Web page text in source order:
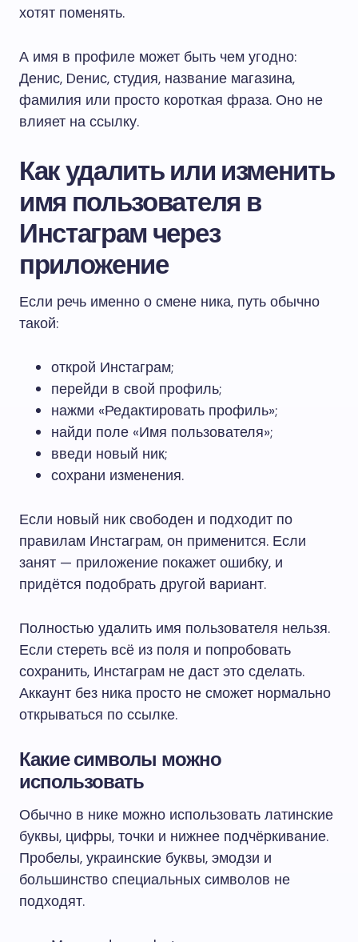
хотят поменять.
А имя в профиле может быть чем угодно:
Денис, Dенис, студия, название магазина,
фамилия или просто короткая фраза. Оно не
влияет на ссылку.
Как удалить или изменить
имя пользователя в
Инстаграм через
приложение
Если речь именно о смене ника, путь обычно
такой:
открой Инстаграм;
перейди в свой профиль;
нажми «Редактировать профиль»;
найди поле «Имя пользователя»;
введи новый ник;
сохрани изменения.
Если новый ник свободен и подходит по
правилам Инстаграм, он применится. Если
занят — приложение покажет ошибку, и
придётся подобрать другой вариант.
Полностью удалить имя пользователя нельзя.
Если стереть всё из поля и попробовать
сохранить, Инстаграм не даст это сделать.
Аккаунт без ника просто не сможет нормально
открываться по ссылке.
Какие символы можно
использовать
Обычно в нике можно использовать латинские
буквы, цифры, точки и нижнее подчёркивание.
Пробелы, украинские буквы, эмодзи и
большинство специальных символов не
подходят.